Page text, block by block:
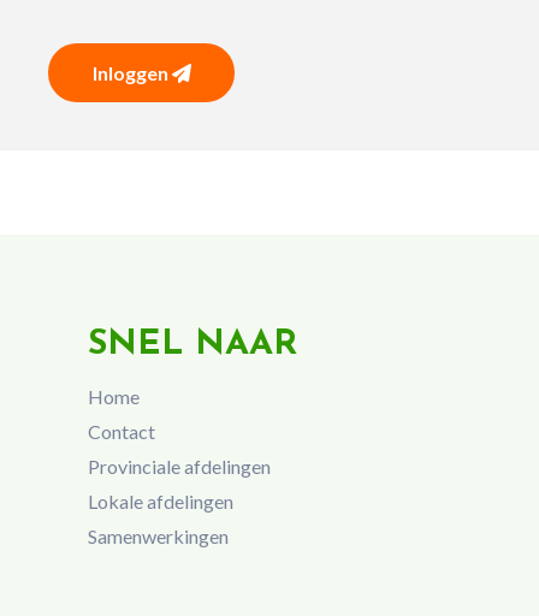
Inloggen
SNEL NAAR
Home
Contact
Provinciale afdelingen
Lokale afdelingen
Samenwerkingen